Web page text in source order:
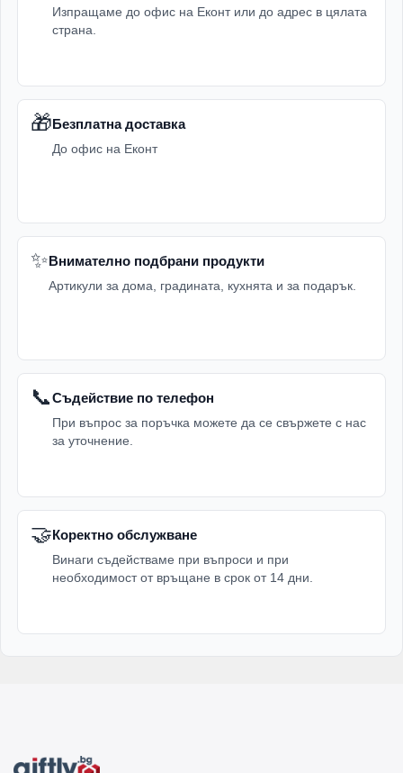
Изпращаме до офис на Еконт или до адрес в цялата
страна.
🎁Безплатна доставка
До офис на Еконт
✨Внимателно подбрани продукти
Артикули за дома, градината, кухнята и за подарък.
📞Съдействие по телефон
При въпрос за поръчка можете да се свържете с нас
за уточнение.
🤝Коректно обслужване
Винаги съдействаме при въпроси и при
необходимост от връщане в срок от 14 дни.